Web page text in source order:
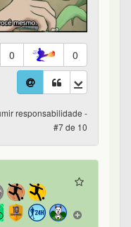
0 0
responsabilidade -
#7 de 10